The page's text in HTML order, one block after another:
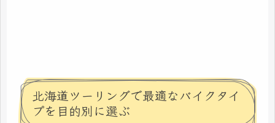
北海道ツーリングで最適なバイクタイ
プを目的別に選ぶ